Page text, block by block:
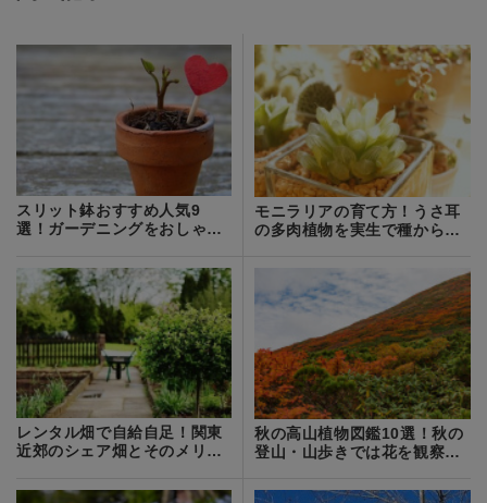
スリット鉢おすすめ人気9
選！ガーデニングをおしゃれ
モニラリアの育て方！うさ耳
の多肉植物を実生で種から栽
レンタル畑で自給自足！関東
近郊のシェア畑とそのメリッ
秋の高山植物図鑑10選！秋の
登山・山歩きでは花を観察し